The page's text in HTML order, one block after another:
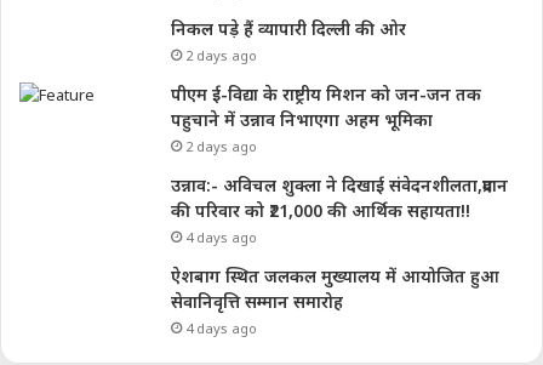
निकल पड़े हैं व्यापारी दिल्ली की ओर
2 days ago
पीएम ई-विद्या के राष्ट्रीय मिशन को जन-जन तक
पहुचाने में उन्नाव निभाएगा अहम भूमिका
2 days ago
उन्नाव:- अविचल शुक्ला ने दिखाई संवेदनशीलता,प्रदान
की परिवार को ₹21,000 की आर्थिक सहायता!!
4 days ago
ऐशबाग स्थित जलकल मुख्यालय में आयोजित हुआ
सेवानिवृत्ति सम्मान समारोह
4 days ago